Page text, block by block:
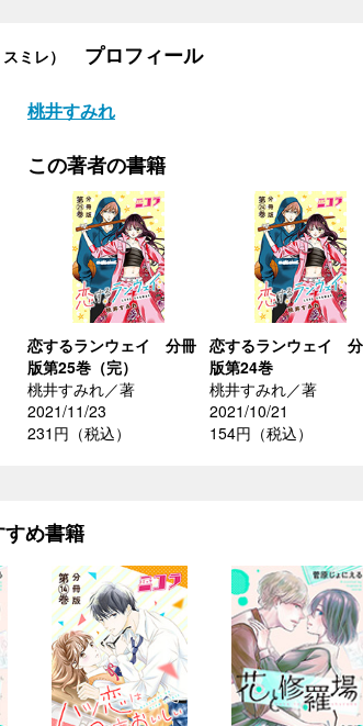
ミレ） プロフィール
桃井すみれ
この著者の書籍
恋するランウェイ 分冊
版第25巻（完）
桃井すみれ／著
2021/11/23
231円（税込）
恋するランウェイ
版第24巻
桃井すみれ／著
2021/10/21
154円（税込）
め書籍